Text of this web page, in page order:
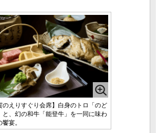
のえりすぐり会席】白身のトロ「のど
と、幻の和牛「能登牛」を一同に味わ
宴。